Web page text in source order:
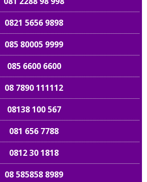
0821 5656 9898
085 80005 9999
085 6600 6600
08 7890 111112
08138 100 567
081 656 7788
0812 30 1818
08 585858 8989